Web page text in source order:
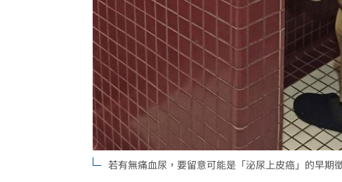
反指標女神一句話旺宏重摔！網抖：求放過
吉安鄉公所副主任酒駕 突開車門害摔車 16:12
白海豚會放颱風假？最新暴風圈侵襲率曝光
台灣彩券開獎直播中 20:31
LIVE三立+24小時直播 15:27
三立iNEWS新聞台線上直播 18:00
若有無痛血尿，要留意可能是「泌尿上皮癌」的早期